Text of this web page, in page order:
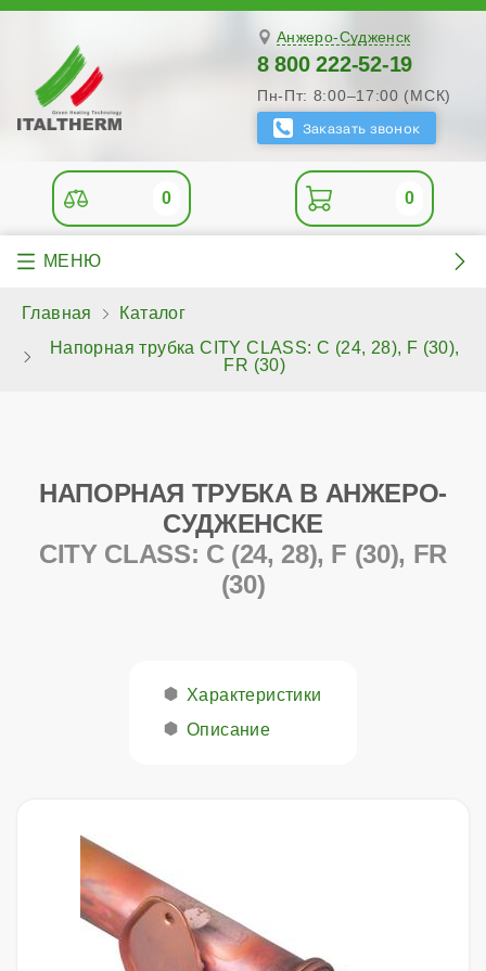
Анжеро-Судженск
8 800 222-52-19
Пн-Пт: 8:00–17:00 (МСК)
0 0
Главная
Каталог
Напорная трубка CITY CLASS: C (24, 28), F (30),
FR (30)
НАПОРНАЯ ТРУБКА В АНЖЕРО-
СУДЖЕНСКЕ
CITY CLASS: C (24, 28), F (30), FR
(30)
Характеристики
Описание